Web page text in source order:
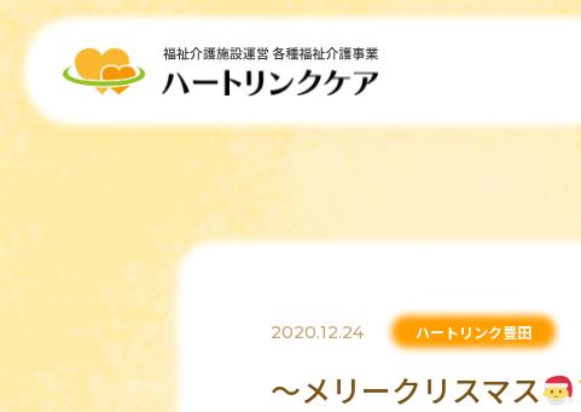
2020.12.24 ハートリンク豊田
～メリークリスマス